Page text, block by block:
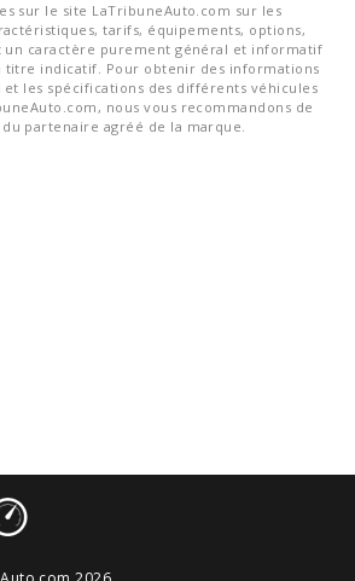
sur le site LaTribuneAuto.com sur les
tarifs, équipements, options,
un caractère purement général et informatif
titre indicatif. Pour obtenir des informations
et les spécifications des différents véhicules
nous vous recommandons de
partenaire agréé de la marque.